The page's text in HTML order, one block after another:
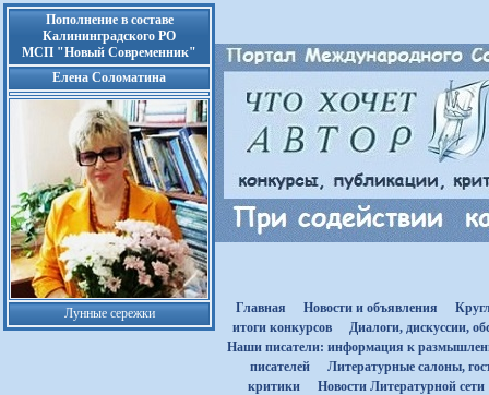
Пополнение в составе
Калининградского РО
МСП "Новый Современник"
Елена Соломатина
Лунные сережки Главная Новости и объявления
итоги конкурсов
Диалоги, дискуссии,
Наши писатели: информация к
писателей
Литературные салоны,
критики
Новости Литературной сети